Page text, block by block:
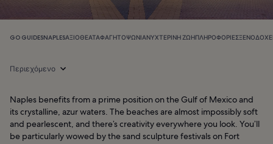
GO GUIDESNAPLESΑΞΙΟΘΈΑΤΑΦΑΓΗΤΌΨΏΝΙΑΝΥΧΤΕΡΙΝΉ ΖΩΉΠΛΗΡΟΦΟΡΊΕΣ
Περιεχόμενο
Naples benefits from a prime position on the Gulf of Mexico and
its crystalline, azur waters. The beaches are almost impossibly soft
and pearlescent, and there’s creativity everywhere you look. You’ll
be particularly wowed by the sand sculpture festivals on Fort